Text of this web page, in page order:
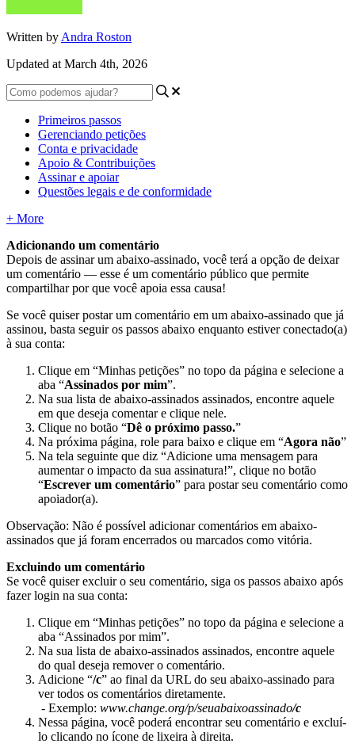
Written by Andra Roston
Updated at March 4th, 2026
Primeiros passos
Gerenciando petições
Conta e privacidade
Apoio & Contribuições
Assinar e apoiar
Questões legais e de conformidade
+ More
Adicionando um comentário
Depois de assinar um abaixo-assinado, você terá a opção de deixar
um comentário — esse é um comentário público que permite
compartilhar por que você apoia essa causa!
Se você quiser postar um comentário em um abaixo-assinado que já
assinou, basta seguir os passos abaixo enquanto estiver conectado(a)
à sua conta:
Clique em “Minhas petições” no topo da página e selecione a
aba “Assinados por mim”.
Na sua lista de abaixo-assinados assinados, encontre aquele
em que deseja comentar e clique nele.
Clique no botão “Dê o próximo passo.”
Na próxima página, role para baixo e clique em “Agora não”
Na tela seguinte que diz “Adicione uma mensagem para
aumentar o impacto da sua assinatura!”, clique no botão
“Escrever um comentário” para postar seu comentário como
apoiador(a).
Observação: Não é possível adicionar comentários em abaixo-
assinados que já foram encerrados ou marcados como vitória.
Excluindo um comentário
Se você quiser excluir o seu comentário, siga os passos abaixo após
fazer login na sua conta:
Clique em “Minhas petições” no topo da página e selecione a
aba “Assinados por mim”.
Na sua lista de abaixo-assinados assinados, encontre aquele
do qual deseja remover o comentário.
Adicione “/c” ao final da URL do seu abaixo-assinado para
ver todos os comentários diretamente.
- Exemplo: www.change.org/p/seuabaixoassinado/c
Nessa página, você poderá encontrar seu comentário e excluí-
lo clicando no ícone de lixeira à direita.